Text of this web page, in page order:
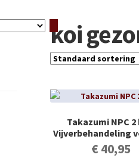
koi
Takazumi NPC 2
Vijverbehandeling
€40,95